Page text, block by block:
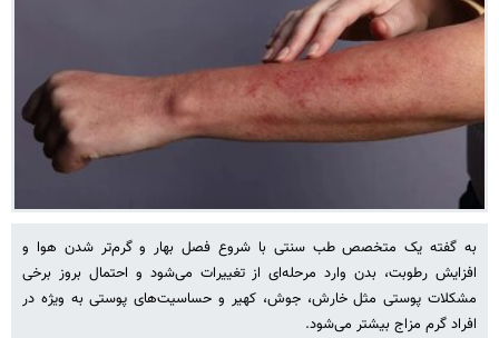
به گفته یک متخصص طب سنتی با شروع فصل بهار و گرم‌تر شدن هوا و
افزایش رطوبت، بدن وارد مرحله‌ای از تغییرات می‌شود و احتمال بروز برخی
مشکلات پوستی مثل خارش، جوش‌، کهیر و حساسیت‌های پوستی به ویژه در
افراد گرم مزاج بیشتر می‌شود.